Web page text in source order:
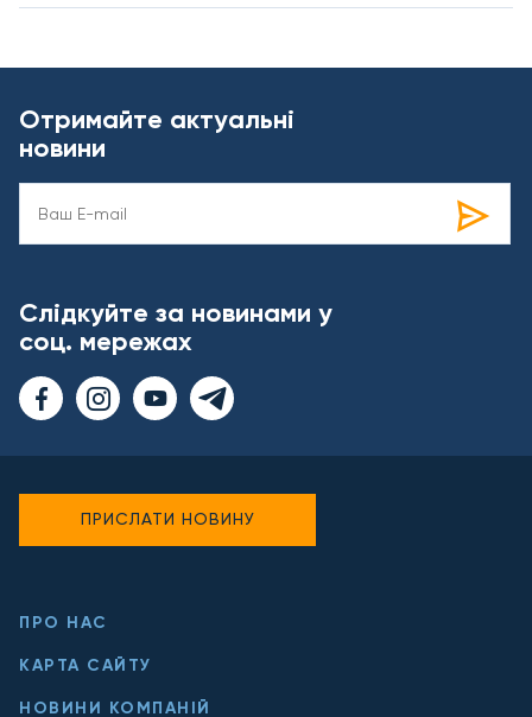
Отримайте актуальні
новини
Слідкуйте за новинами у
соц. мережах
ПРО НАС
КАРТА САЙТУ
НОВИНИ КОМПАНІЙ
ПРИСЛАТИ НОВИНУ